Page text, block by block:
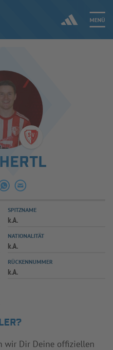
MENÜ
SPIELPLUS
SPITZNAME
k.A.
NATIONALITÄT
k.A.
RÜCKENNUMMER
k.A.
wir Dir Deine offiziellen